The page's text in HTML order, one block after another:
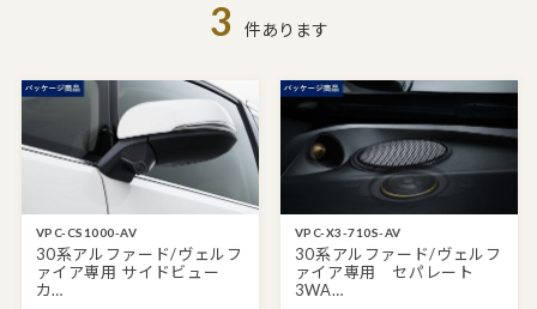
3 件あります
VPC-CS1000-AV
30系アルファード/ヴェルフ
ァイア専用 サイドビュー
カ…
VPC-X3-710S-AV
30系アルファード/ヴェルフ
ァイア専用 セパレート
3WA…